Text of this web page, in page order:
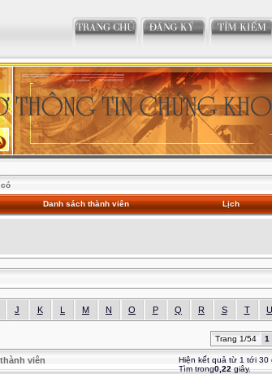
Danh sách thành viên Lịch
J K L M N O P Q R S T U
Trang 1/54 1
Hiện kết quả từ 1 tới 30
Tìm trong0,22giây.
viên